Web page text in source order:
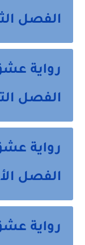
الفصل
رواية
الفصل
رواية
الفصل
رواية